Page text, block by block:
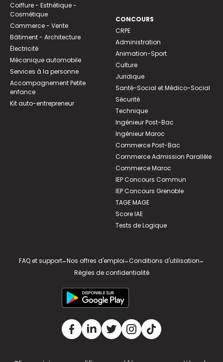
Coiffure - Esthétique -
Cosmétique
Commerce - Vente
Bâtiment - Architecture
Électricité
Mécanique automobile
Services à la personne
Accompagnement Petite
enfance
Kit auto-entrepreneur
CONCOURS
CRPE
Administration
Animation-Sport
Culture
Juridique
Santé-Social et Médico-Social
Sécurité
Technique
Ingénieur Post-Bac
Ingénieur Maroc
Commerce Post-Bac
Commerce Admission Parallèle
Commerce Maroc
IEP Concours Commun
IEP Concours Grenoble
TAGE MAGE
Score IAE
Tests de Logique
FAQ et support-Nos offres d'emploi-Conditions d'utilisation-
Règles de confidentialité